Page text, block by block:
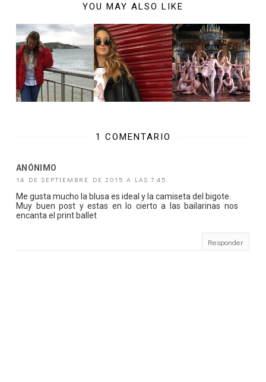
YOU MAY ALSO LIKE
1 COMENTARIO
ANÓNIMO
14 DE SEPTIEMBRE DE 2015 A LAS 7:45
Me gusta mucho la blusa es ideal y la camiseta del bigote.
Muy buen post y estas en lo cierto a las bailarinas nos
encanta el print ballet
Responder